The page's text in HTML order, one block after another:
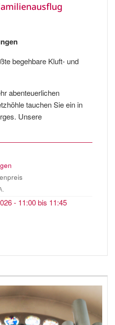
begehbare Kluft- und
abenteuerlichen
tauchen Sie ein in
Unsere
- 11:00 bis 11:45